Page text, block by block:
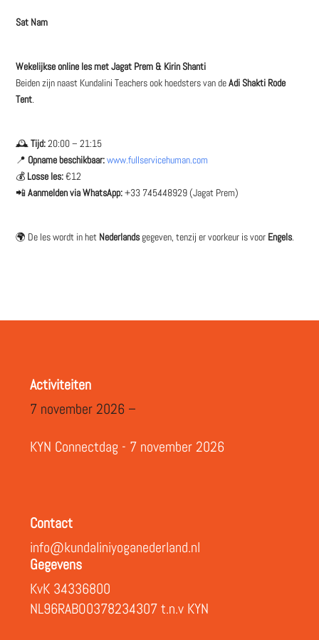
Sat Nam
Wekelijkse online les met Jagat Prem & Kirin Shanti
Beiden zijn naast Kundalini Teachers ook hoedsters van deAdi Shakti Rode
Tent.
🕰Tijd:20:00 – 21:15
📍 Opname beschikbaar:www.fullservicehuman.com
💰 Losse les:€12
📲Aanmelden via WhatsApp:+33 745448929 (Jagat Prem)
🌍 De les wordt in het Nederlandsgegeven, tenzij er voorkeur is voor Engels.
Activiteiten
7 november 2026 –
KYN Connectdag - 7 november 2026
Contact
info@kundaliniyoganederland.nl
Gegevens
KvK 34336800
NL96RABO0378234307 t.n.v KYN